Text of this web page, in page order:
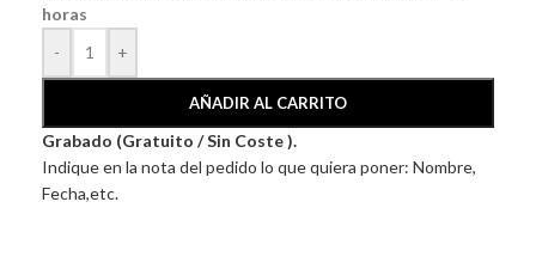
horas
-
+
AÑADIR AL CARRITO
Grabado (Gratuito / Sin Coste ).
Indique en la nota del pedido lo que quiera poner: Nombre,
Fecha,etc.